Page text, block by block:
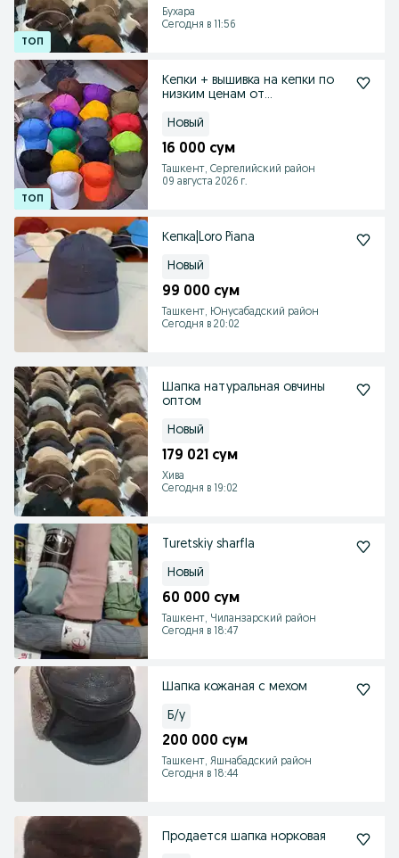
Бухара
Сегодня в 11:56
Кепки + вышивка на кепки по
низким ценам от
Новый
16 000 сум
Ташкент, Сергелийский район
09 августа 2026 г.
Кепка|Loro Piana
Новый
99 000 сум
Ташкент, Юнусабадский район
Сегодня в 20:02
Шапка натуральная овчины
оптом
Новый
179 021 сум
Хива
Сегодня в 19:02
Turetskiy sharfla
Новый
60 000 сум
Ташкент, Чиланзарский район
Сегодня в 18:47
Шапка кожаная с мехом
Б/у
200 000 сум
Ташкент, Яшнабадский район
Сегодня в 18:44
Продается шапка норковая